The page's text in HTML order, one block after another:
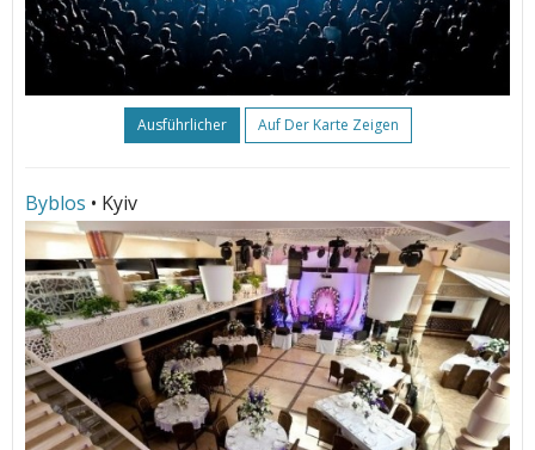
Ausführlicher Auf Der Karte Zeigen
Byblos • Kyiv